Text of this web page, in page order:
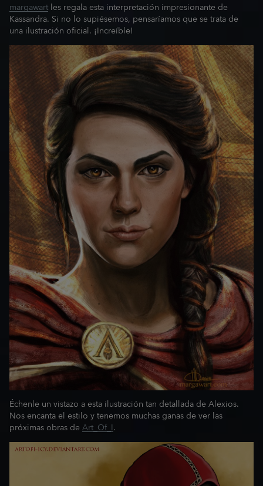
margawart les regala esta interpretación impresionante de
Kassandra. Si no lo supiésemos, pensaríamos que se trata de
una ilustración oficial. ¡Increíble!
Échenle un vistazo a esta ilustración tan detallada de Alexios.
Nos encanta el estilo y tenemos muchas ganas de ver las
próximas obras de Art_Of_I.